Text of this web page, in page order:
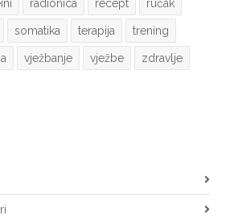
radionica recept ručak
somatika terapija trening
vježbanje vježbe zdravlje